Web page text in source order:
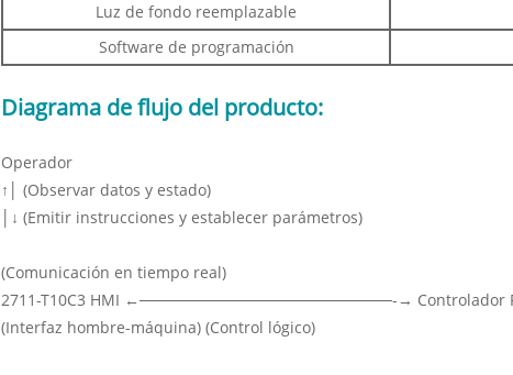
Luz de fondo reemplazable
Software de programación
Diagrama de flujo del producto:
Operador
↑│ (Observar datos y estado)
│↓ (Emitir instrucciones y establecer parámetros)
(Comunicación en tiempo real)
2711-T10C3 HMI ←───────────────────────-→ Controlador
(Interfaz hombre-máquina) (Control lógico)